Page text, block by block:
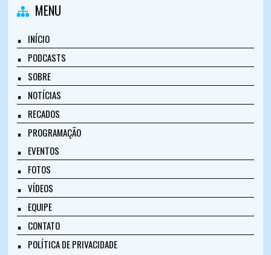
MENU
INÍCIO
PODCASTS
SOBRE
NOTÍCIAS
RECADOS
PROGRAMAÇÃO
EVENTOS
FOTOS
VÍDEOS
EQUIPE
CONTATO
POLÍTICA DE PRIVACIDADE